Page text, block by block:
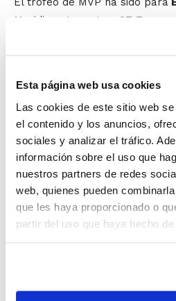
Esta página web usa cookies
Las cookies de este sitio web
el contenido y los anuncios,
sociales y analizar el tráfico.
información sobre el uso que
nuestros partners de redes
web, quienes pueden
que les haya proporcionado o
partir del uso que haya hecho
Meridiano Lucentum ST Teresa
, del
El presidente de la FBCV,
entrega de los trofeos en la
acompañado del alcalde de
del presidente del C.D. San
Revert. En la fase masculina,
entregados por el concejal de
Mariano Postigo
; el delegado
Juan Miguel Sila
; y el
Resultados y estadísticas